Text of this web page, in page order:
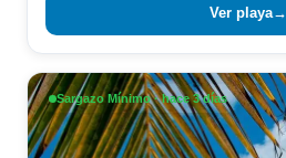
Ver playa→
Sargazo Mínimo · hace 3 días